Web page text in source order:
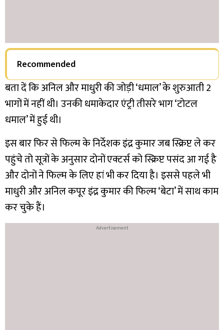
Recommended
बता दें कि अनिल और माधुरी की जोड़ी ‘धमाल’ के शुरुआती 2
भागों में नहीं थी। उनकी धमाकेदार एंट्री तीसरे भाग ‘टाेटल
धमाल’ में हुई थी।
इस बार फिर से फिल्म के निर्देशक इंद्र कुमार जब स्क्रिप्ट ले कर
पहुंचे तो सूत्रों के अनुसार दोनों एक्टर्स को स्क्रिप्ट पसंद आ गई है
और दोनों ने फिल्म के लिए हां भी कर दिया है। इससे पहले भी
माधुरी और अनिल कपूर इंद्र कुमार की फिल्म ‘बेटा’ में साथ काम
कर चुके हैं।